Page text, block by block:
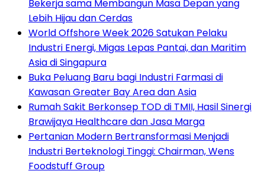
Bekerja sama Membangun Masa Depan yang
Lebih Hijau dan Cerdas
World Offshore Week 2026 Satukan Pelaku
Industri Energi, Migas Lepas Pantai, dan Maritim
Asia di Singapura
Buka Peluang Baru bagi Industri Farmasi di
Kawasan Greater Bay Area dan Asia
Rumah Sakit Berkonsep TOD di TMII, Hasil Sinergi
Brawijaya Healthcare dan Jasa Marga
Pertanian Modern Bertransformasi Menjadi
Industri Berteknologi Tinggi: Chairman, Wens
Foodstuff Group